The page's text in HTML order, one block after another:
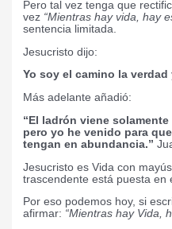
Pero tal vez tenga que
vez “Mientras hay vida, hay
sentencia limitada.
Jesucristo dijo:
Yo soy el camino la verdad
Más adelante añadió:
“El ladrón viene
pero yo he venido para
tengan en abundancia.”
Jesucristo es Vida con
trascendente está puesta en
Por eso podemos hoy, si
afirmar: “Mientras hay Vida,